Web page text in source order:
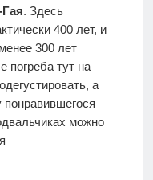
. Здесь
400 лет, и
300 лет
тут на
а
можно